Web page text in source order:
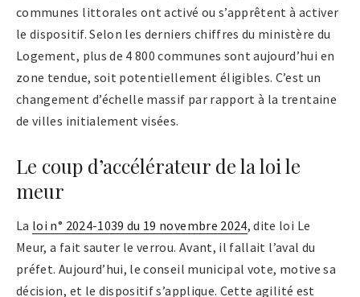
communes littorales ont activé ou s’apprêtent à activer
le dispositif. Selon les derniers chiffres du ministère du
Logement, plus de 4 800 communes sont aujourd’hui en
zone tendue, soit potentiellement éligibles. C’est un
changement d’échelle massif par rapport à la trentaine
de villes initialement visées.
Le coup d’accélérateur de la loi le
meur
La loi n° 2024-1039 du 19 novembre 2024, dite loi Le
Meur, a fait sauter le verrou. Avant, il fallait l’aval du
préfet. Aujourd’hui, le conseil municipal vote, motive sa
décision, et le dispositif s’applique. Cette agilité est